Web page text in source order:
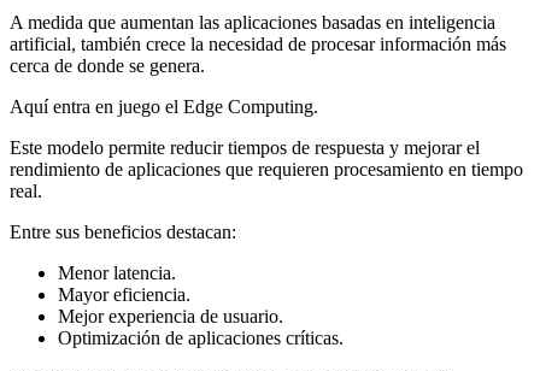
A medida que aumentan las aplicaciones basadas en inteligencia
artificial, también crece la necesidad de procesar información más
cerca de donde se genera.
Aquí entra en juego el Edge Computing.
Este modelo permite reducir tiempos de respuesta y mejorar el
rendimiento de aplicaciones que requieren procesamiento en tiempo
real.
Entre sus beneficios destacan:
Menor latencia.
Mayor eficiencia.
Mejor experiencia de usuario.
Optimización de aplicaciones críticas.